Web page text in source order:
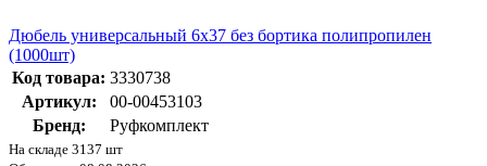
Дюбель универсальный 6х37 без бортика полипропилен
(1000шт)
Код товара: 3330738
Артикул:
00-00453103
Бренд:
Руфкомплект
На складе 3137 шт